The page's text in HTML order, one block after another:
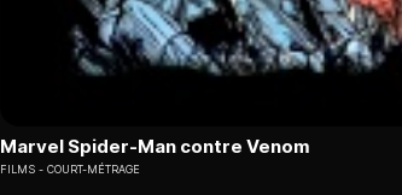
Marvel Spider-Man contre Venom
FILMS COURT-MÉTRAGE